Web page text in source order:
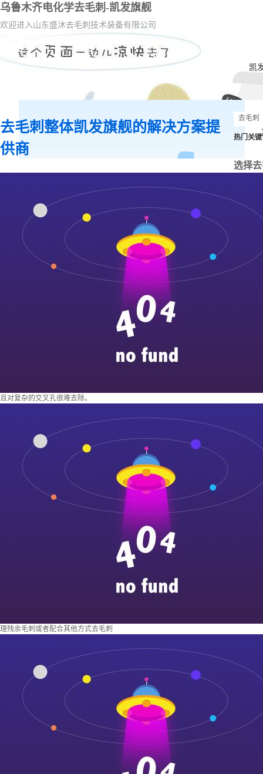
乌鲁木齐电化学去毛刺-凯发旗舰
欢迎进入山东盛沐去毛刺技术装备有限公司
凯
去毛刺整体凯发旗舰的解决方案提
供商
热门关
选择
且对复杂的交叉孔很难去除。
理残余毛刺或者配合其他方式去毛刺